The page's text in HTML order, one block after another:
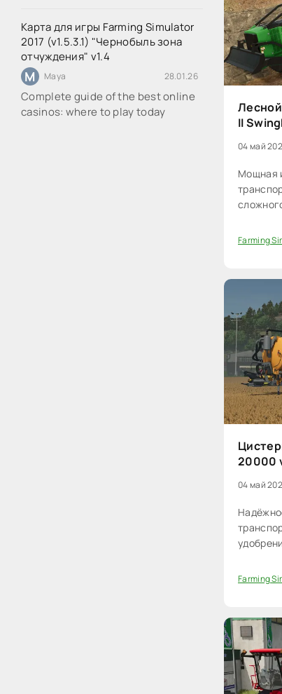
Карта для игры Farming Simulator
2017 (v1.5.3.1) "Чернобыль зона
отчуждения" v1.4
M Maya 28.01.26
Complete guide of the best online
casinos: where to play today
II
04 май
Мощная
Farming
20000
04 май
Farming